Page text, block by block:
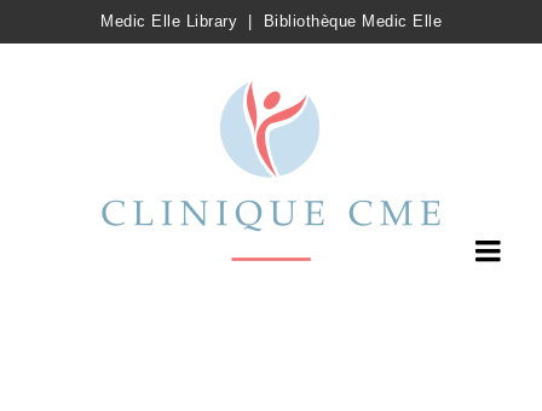
Medic Elle Library Bibliothèque Medic Elle